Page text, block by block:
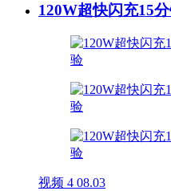
120W超快闪充15
视频 4 08.03